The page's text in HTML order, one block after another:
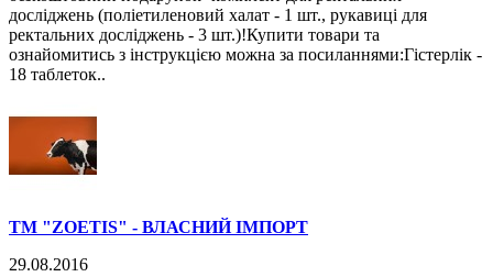
досліджень (поліетиленовий халат - 1 шт., рукавиці для
ректальних досліджень - 3 шт.)!Купити товари та
ознайомитись з інструкцією можна за посиланнями:Гістерлік -
18 таблеток..
ТМ "ZOETIS" - ВЛАСНИЙ ІМПОРТ
29.08.2016